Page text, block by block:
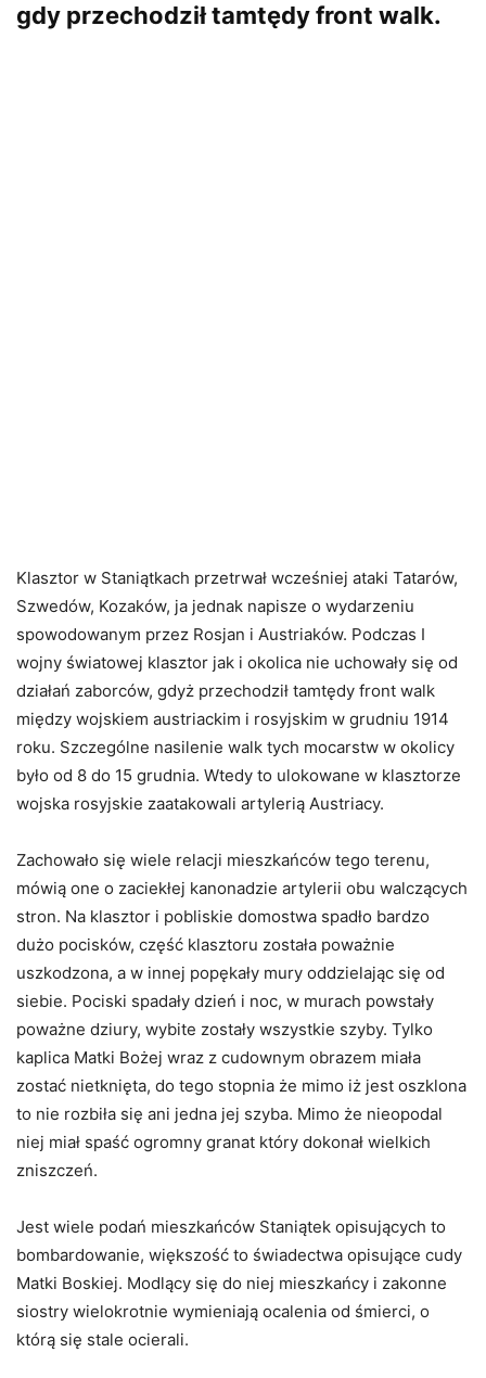
gdy przechodził tamtędy front walk.
Klasztor w Staniątkach przetrwał wcześniej ataki Tatarów,
Szwedów, Kozaków, ja jednak napisze o wydarzeniu
spowodowanym przez Rosjan i Austriaków. Podczas I
wojny światowej klasztor jak i okolica nie uchowały się od
działań zaborców, gdyż przechodził tamtędy front walk
między wojskiem austriackim i rosyjskim w grudniu 1914
roku. Szczególne nasilenie walk tych mocarstw w okolicy
było od 8 do 15 grudnia. Wtedy to ulokowane w klasztorze
wojska rosyjskie zaatakowali artylerią Austriacy.
Zachowało się wiele relacji mieszkańców tego terenu,
mówią one o zaciekłej kanonadzie artylerii obu walczących
stron. Na klasztor i pobliskie domostwa spadło bardzo
dużo pocisków, część klasztoru została poważnie
uszkodzona, a w innej popękały mury oddzielając się od
siebie. Pociski spadały dzień i noc, w murach powstały
poważne dziury, wybite zostały wszystkie szyby. Tylko
kaplica Matki Bożej wraz z cudownym obrazem miała
zostać nietknięta, do tego stopnia że mimo iż jest oszklona
to nie rozbiła się ani jedna jej szyba. Mimo że nieopodal
niej miał spaść ogromny granat który dokonał wielkich
zniszczeń.
Jest wiele podań mieszkańców Staniątek opisujących to
bombardowanie, większość to świadectwa opisujące cudy
Matki Boskiej. Modlący się do niej mieszkańcy i zakonne
siostry wielokrotnie wymieniają ocalenia od śmierci, o
którą się stale ocierali.